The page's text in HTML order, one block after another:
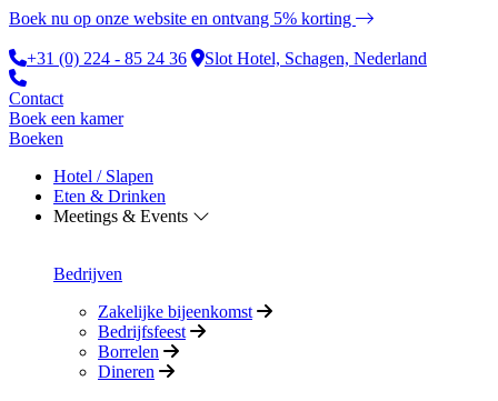
Boek nu op onze website en ontvang 5% korting
+31 (0) 224 - 85 24 36 Slot Hotel, Schagen, Nederland
Contact
Boek een kamer
Boeken
Hotel / Slapen
Eten & Drinken
Meetings & Events
Bedrijven
Zakelijke bijeenkomst
Bedrijfsfeest
Borrelen
Dineren